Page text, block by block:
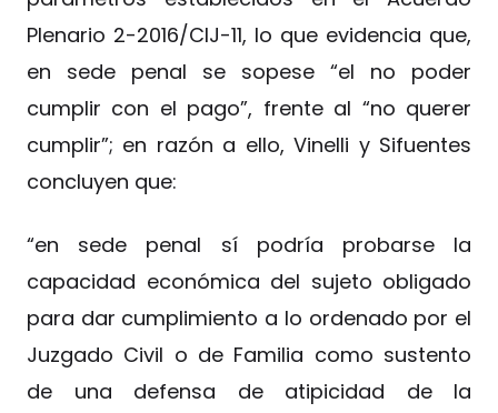
Plenario 2-2016/CIJ-11, lo que evidencia que,
en sede penal se sopese “el no poder
cumplir con el pago”, frente al “no querer
cumplir”; en razón a ello, Vinelli y Sifuentes
concluyen que:
“en sede penal sí podría probarse la
capacidad económica del sujeto obligado
para dar cumplimiento a lo ordenado por el
Juzgado Civil o de Familia como sustento
de una defensa de atipicidad de la